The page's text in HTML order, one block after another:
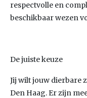
respectvolle en
beschikbaar wezen
De juiste keuze
Jij wilt jouw dierbare
Den Haag. Er zijn